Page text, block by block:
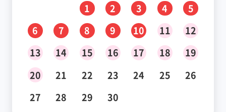
1 2 3 4
5
6
7 8 9 10 11
12
13
14 15 16 17 18
19
20
21 22 23 24 25
26
27
28 29 30